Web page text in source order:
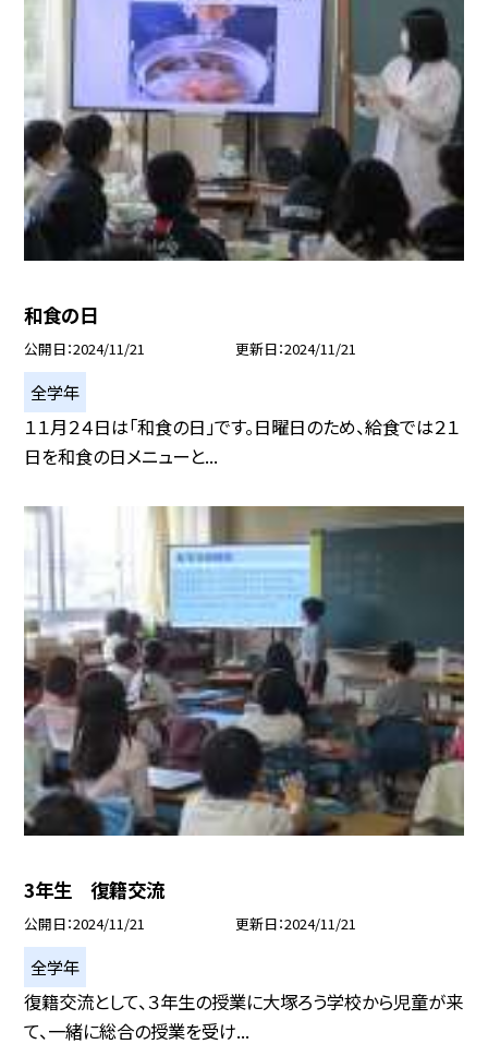
和食の日
公開日 2024/11/21 更新日 2024/11/21
全学年
１１月２４日は「和食の日」です。日曜日のため、給食では２１
日を和食の日メニューと...
3年生 復籍交流
公開日 2024/11/21 更新日 2024/11/21
全学年
復籍交流として、３年生の授業に大塚ろう学校から児童が来
て、一緒に総合の授業を受け...